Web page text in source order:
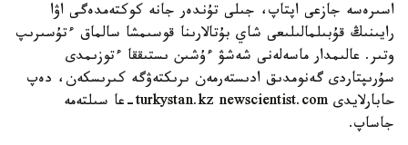
اسىرەسە جازعى اپتاپ، جىلى تۇندەر جانە كوكتەمدەگى اۋا
رايىنىڭ قۇبىلمالىلىعى شاي بۇتالارىنا قوسىمشا سالماق ءتۇسىرىپ
وتىر. عالىمدار ماسەلەنى شەشۋ ءۇشىن ىستىققا ءتوزىمدى
سۇرىپتاردى گەنومدىق ادىستەرمەن ىرىكتەۋگە كىرىسكەن، دەپ
حابارلايدى turkystan.kz newscientist.com-عا سىلتەمە
جاساپ.